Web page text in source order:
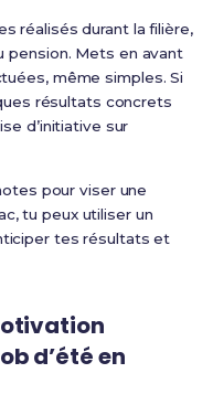
réalisés durant la filière,
pension. Mets en avant
même simples. Si
résultats concrets
d’initiative sur
pour viser une
tu peux utiliser un
tes résultats et
d’été en